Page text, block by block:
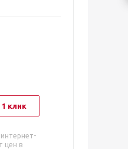
1 клик
цен в